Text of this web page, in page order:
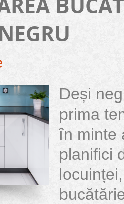
Deși
prima
în minte
planifici